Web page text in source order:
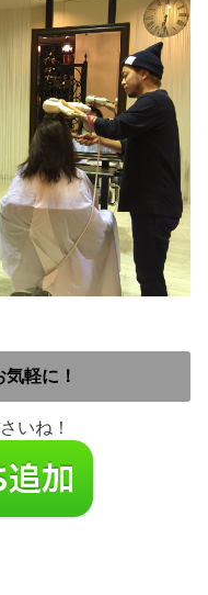
軽に！
いね！